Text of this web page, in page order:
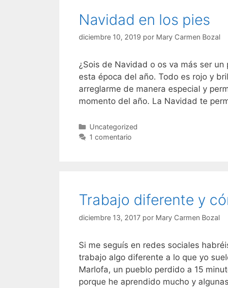
Navidad en los pies
diciembre 10, 2019 por Mary Carmen Bozal
¿Sois de Navidad o os va más ser
esta época del año. Todo es rojo y
arreglarme de manera especial y
momento del año. La Navidad te
Categorías
Uncategorized
1 comentario
Trabajo diferente y
diciembre 13, 2017 por Mary Carmen Bozal
Si me seguís en redes sociales
trabajo algo diferente a lo que yo
Marlofa, un pueblo perdido a 15
porque he aprendido mucho y